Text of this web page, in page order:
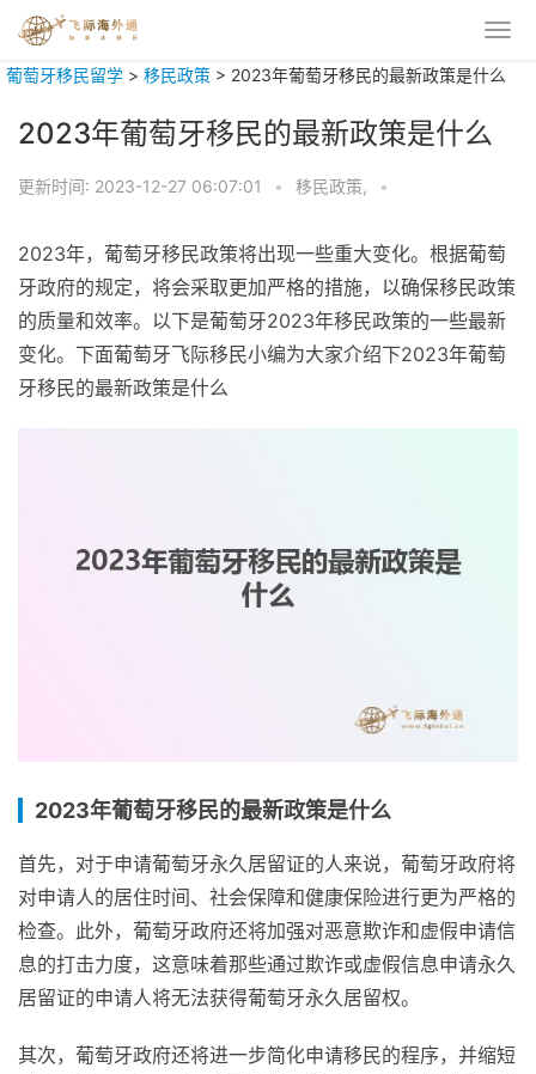
葡萄牙移民留学 > 移民政策 > 2023年葡萄牙移民的最新政策是什么
2023年葡萄牙移民的最新政策是什么
更新时间: 2023-12-27 06:07:01 • 移民政策, •
2023年，葡萄牙移民政策将出现一些重大变化。根据葡萄
牙政府的规定，将会采取更加严格的措施，以确保移民政策
的质量和效率。以下是葡萄牙2023年移民政策的一些最新
变化。下面葡萄牙飞际移民小编为大家介绍下2023年葡萄
牙移民的最新政策是什么
2023年葡萄牙移民的最新政策是什么
首先，对于申请葡萄牙永久居留证的人来说，葡萄牙政府将
对申请人的居住时间、社会保障和健康保险进行更为严格的
检查。此外，葡萄牙政府还将加强对恶意欺诈和虚假申请信
息的打击力度，这意味着那些通过欺诈或虚假信息申请永久
居留证的申请人将无法获得葡萄牙永久居留权。
其次，葡萄牙政府还将进一步简化申请移民的程序，并缩短